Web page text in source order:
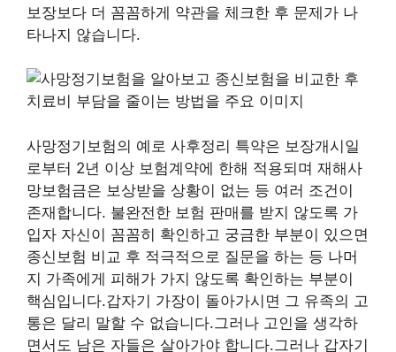
보장보다 더 꼼꼼하게 약관을 체크한 후 문제가 나
타나지 않습니다.
사망정기보험의 예로 사후정리 특약은 보장개시일
로부터 2년 이상 보험계약에 한해 적용되며 재해사
망보험금은 보상받을 상황이 없는 등 여러 조건이
존재합니다. 불완전한 보험 판매를 받지 않도록 가
입자 자신이 꼼꼼히 확인하고 궁금한 부분이 있으면
종신보험 비교 후 적극적으로 질문을 하는 등 나머
지 가족에게 피해가 가지 않도록 확인하는 부분이
핵심입니다.갑자기 가장이 돌아가시면 그 유족의 고
통은 달리 말할 수 없습니다.그러나 고인을 생각하
면서도 남은 자들은 살아가야 합니다.그러나 갑자기